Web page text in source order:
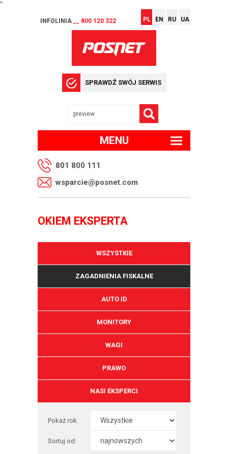
"
INFOLINIA __ 800 120 322 PL EN RU UA
SPRAWDŹ SWÓJ SERWIS
MENU
801 800 111
wsparcie@posnet.com
OKIEM EKSPERTA
WSZYSTKIE
ZAGADNIENIA FISKALNE
AUTO ID
MONITORY
WAGI
PRAWO
NASI EKSPERCI
Pokaż rok:
Sortuj od: